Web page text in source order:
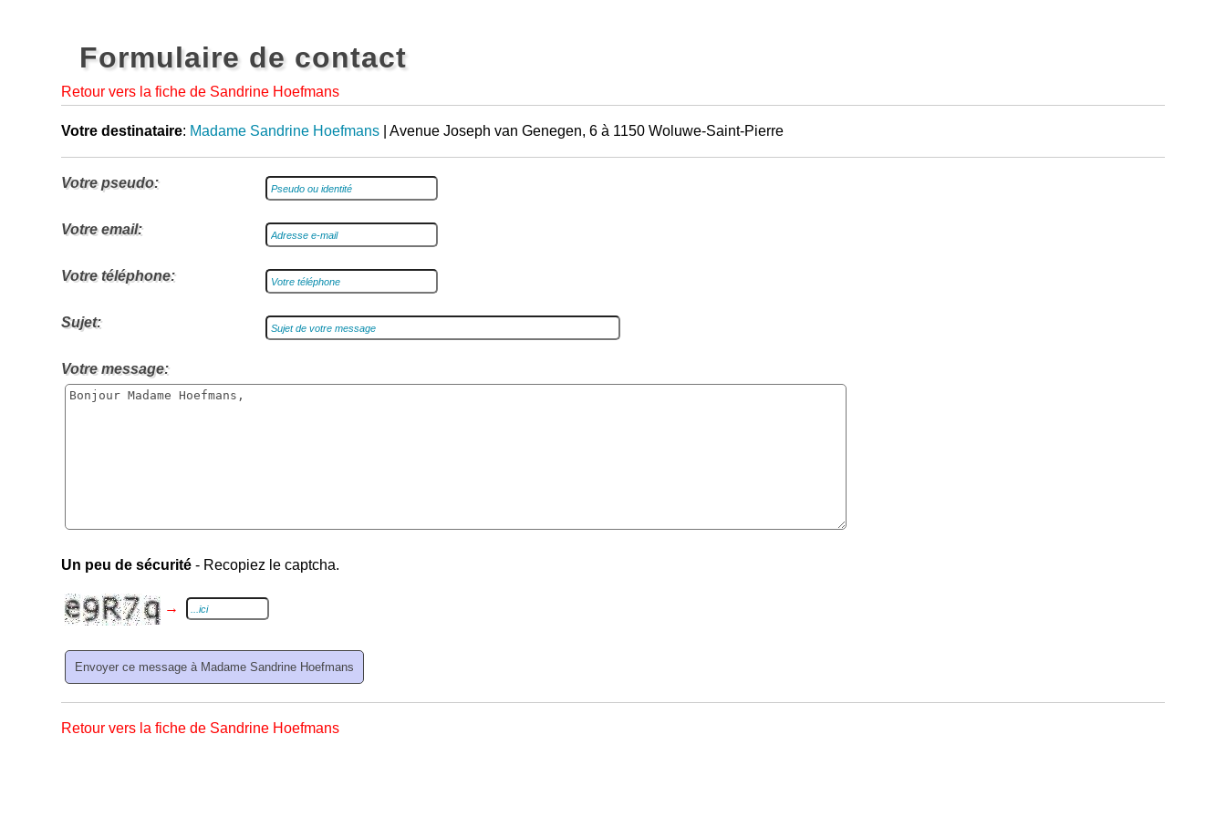
Formulaire de contact
Retour vers la fiche de Sandrine Hoefmans
Votre destinataire: Madame Sandrine Hoefmans | Avenue Joseph van Genegen, 6 à 1150 Woluwe-Saint-Pierre
Votre pseudo:
Votre email:
Votre téléphone:
Sujet:
Votre message:
Un peu de sécurité - Recopiez le captcha.
→
Retour vers la fiche de Sandrine Hoefmans